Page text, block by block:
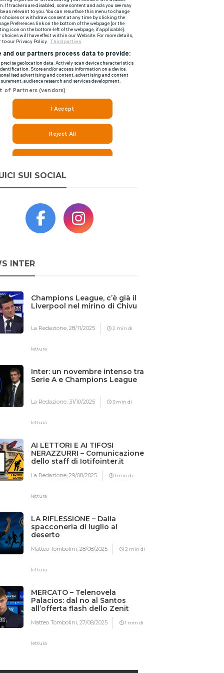
SUI SOCIAL
INTER
Champions League, c’è già il
Liverpool nel mirino di Chivu
La Redazione,28/11/2025 2 min di
lettura
Inter: un novembre intenso tra
Serie A e Champions League
La Redazione,31/10/2025 3 min di
lettura
AI LETTORI E AI TIFOSI
NERAZZURRI – Comunicazione
dello staff di Iotifointer.it
La Redazione,29/08/2025 1 min di
lettura
LA RIFLESSIONE – Dalla
spacconeria di luglio al
deserto
Matteo Tombolini,28/08/2025 2 min di
lettura
MERCATO – Telenovela
Palacios: dal no al Santos
all’offerta flash dello Zenit
Matteo Tombolini,27/08/2025 1 min di
lettura